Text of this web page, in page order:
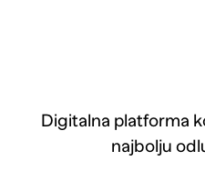
Digitalna platforma
najbolju